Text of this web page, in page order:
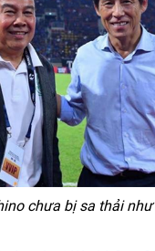
chưa bị sa thải